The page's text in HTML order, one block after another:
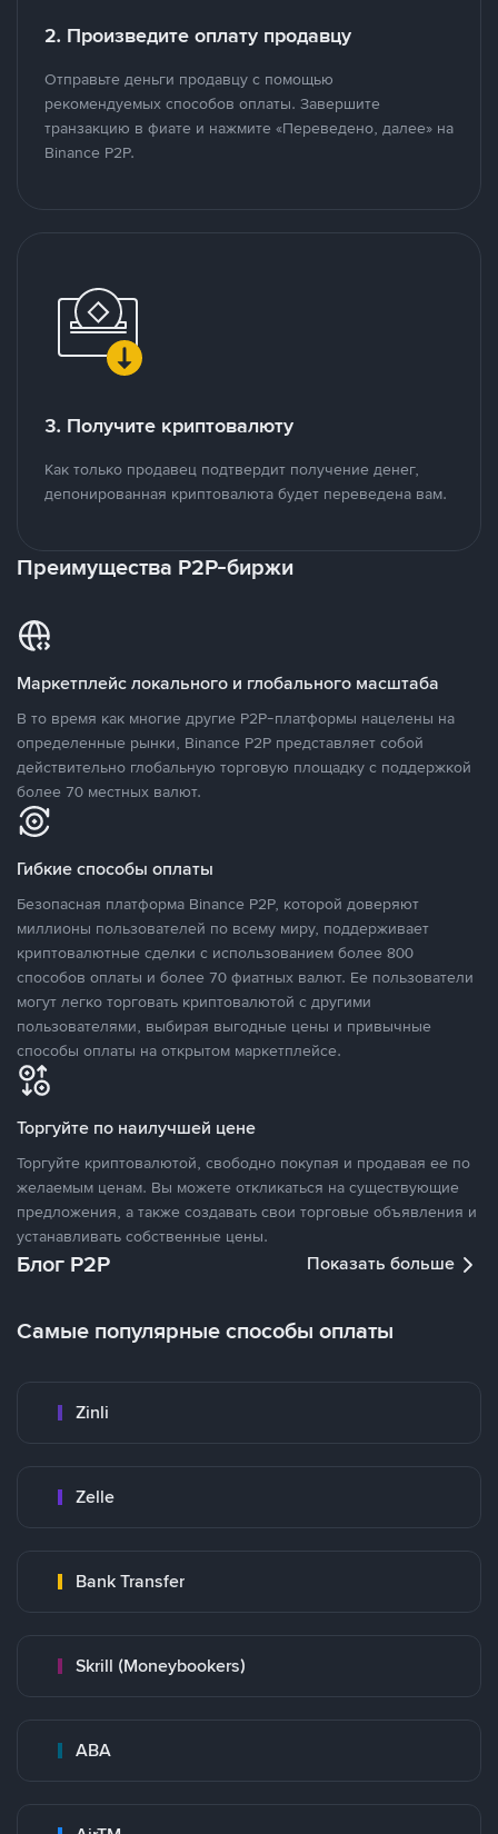
2. Произведите оплату продавцу
Отправьте деньги продавцу с помощью
рекомендуемых способов оплаты. Завершите
транзакцию в фиате и нажмите «Переведено, далее» на
Binance P2P.
3. Получите криптовалюту
Как только продавец подтвердит получение денег,
депонированная криптовалюта будет переведена вам.
Преимущества P2P-биржи
Маркетплейс локального и глобального масштаба
В то время как многие другие P2P-платформы нацелены на
определенные рынки, Binance P2P представляет собой
действительно глобальную торговую площадку с поддержкой
более 70 местных валют.
Гибкие способы оплаты
Безопасная платформа Binance P2P, которой доверяют
миллионы пользователей по всему миру, поддерживает
криптовалютные сделки с использованием более 800
способов оплаты и более 70 фиатных валют. Ее пользователи
могут легко торговать криптовалютой с другими
пользователями, выбирая выгодные цены и привычные
способы оплаты на открытом маркетплейсе.
Торгуйте по наилучшей цене
Торгуйте криптовалютой, свободно покупая и продавая ее по
желаемым ценам. Вы можете откликаться на существующие
предложения, а также создавать свои торговые объявления и
устанавливать собственные цены.
Блог P2P Показать больше
Самые популярные способы оплаты
Zinli
Zelle
Bank Transfer
Skrill (Moneybookers)
ABA